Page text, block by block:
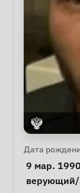
Личная
Дата
9 мар.
Особые
верующий/